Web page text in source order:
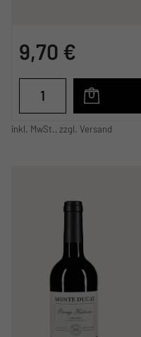
9,70 €
inkl. MwSt., zzgl. Versand